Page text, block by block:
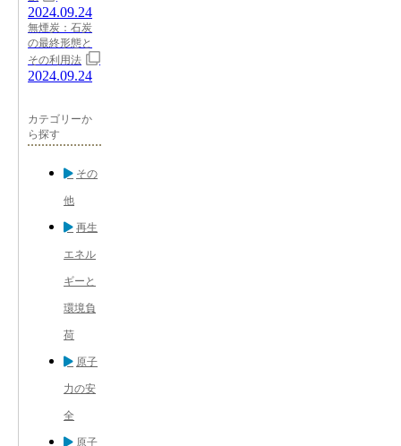
2024.09.24
無煙炭：石炭
の最終形態と
その利用法
2024.09.24
カテゴリーか
ら探す
その
他
再生
エネル
ギーと
環境負
荷
原子
力の安
全
原子